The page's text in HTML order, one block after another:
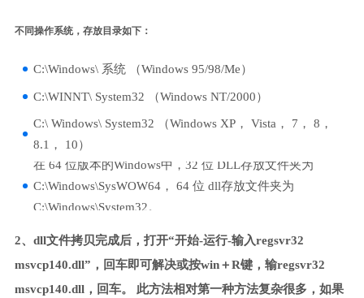
不同操作系统，存放目录如下：
C:\Windows\ 系统 （Windows 95/98/Me）
C:\WINNT\ System32 （Windows NT/2000）
C:\ Windows\ System32 （Windows XP， Vista， 7， 8，
8.1， 10）
在 64 位版本的Windows中，32 位 DLL存放文件夹为
C:\Windows\SysWOW64， 64 位 dll存放文件夹为
C:\Windows\System32。
2、dll文件拷贝完成后，打开“开始-运行-输入regsvr32
msvcp140.dll”，回车即可解决或按win＋R键，输regsvr32
msvcp140.dll，回车。 此方法相对第一种方法复杂很多，如果